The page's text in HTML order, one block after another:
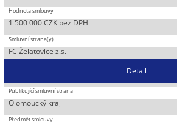
1 500 000 CZK bez DPH
FC Želatovice z.s.
Detail
Olomoucký kraj